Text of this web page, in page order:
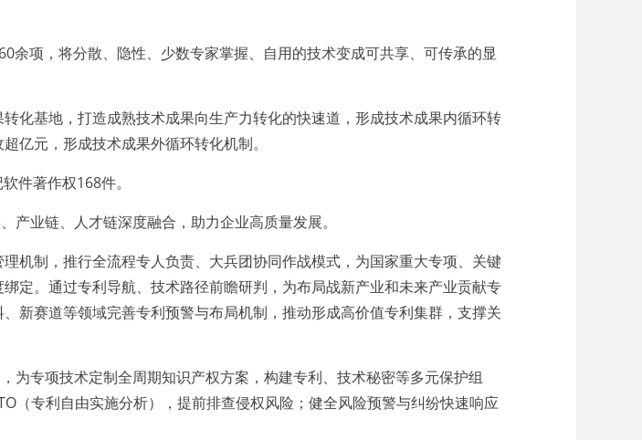
项，将分散、隐性、少数专家掌握、自用的技术变成可共享、可传承的显
基地，打造成熟技术成果向生产力转化的快速道，形成技术成果内循环转
亿元，形成技术成果外循环转化机制。
件著作权168件。
业链、人才链深度融合，助力企业高质量发展。
制，推行全流程专人负责、大兵团协同作战模式，为国家重大专项、关键
定。通过专利导航、技术路径前瞻研判，为布局战新产业和未来产业贡献专
新赛道等领域完善专利预警与布局机制，推动形成高价值专利集群，支撑关
专项技术定制全周期知识产权方案，构建专利、技术秘密等多元保护组
（专利自由实施分析），提前排查侵权风险；健全风险预警与纠纷快速响应